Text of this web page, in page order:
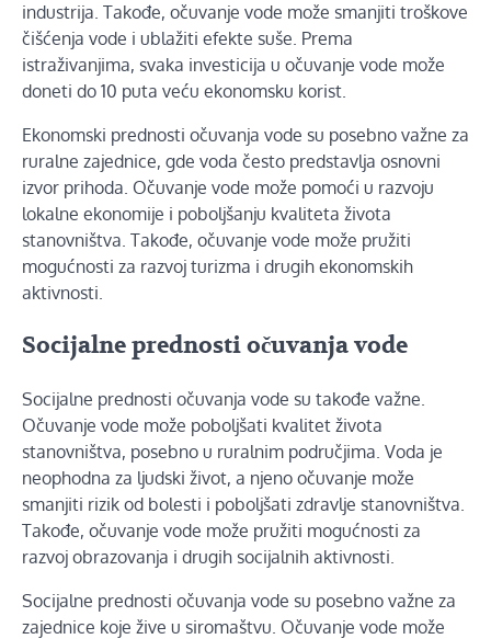
industrija. Takođe, očuvanje vode može smanjiti troškove
čišćenja vode i ublažiti efekte suše. Prema
istraživanjima, svaka investicija u očuvanje vode može
doneti do 10 puta veću ekonomsku korist.
Ekonomski prednosti očuvanja vode su posebno važne za
ruralne zajednice, gde voda često predstavlja osnovni
izvor prihoda. Očuvanje vode može pomoći u razvoju
lokalne ekonomije i poboljšanju kvaliteta života
stanovništva. Takođe, očuvanje vode može pružiti
mogućnosti za razvoj turizma i drugih ekonomskih
aktivnosti.
Socijalne prednosti očuvanja vode
Socijalne prednosti očuvanja vode su takođe važne.
Očuvanje vode može poboljšati kvalitet života
stanovništva, posebno u ruralnim područjima. Voda je
neophodna za ljudski život, a njeno očuvanje može
smanjiti rizik od bolesti i poboljšati zdravlje stanovništva.
Takođe, očuvanje vode može pružiti mogućnosti za
razvoj obrazovanja i drugih socijalnih aktivnosti.
Socijalne prednosti očuvanja vode su posebno važne za
zajednice koje žive u siromaštvu. Očuvanje vode može